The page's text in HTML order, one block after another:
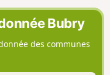
Bubry
des communes